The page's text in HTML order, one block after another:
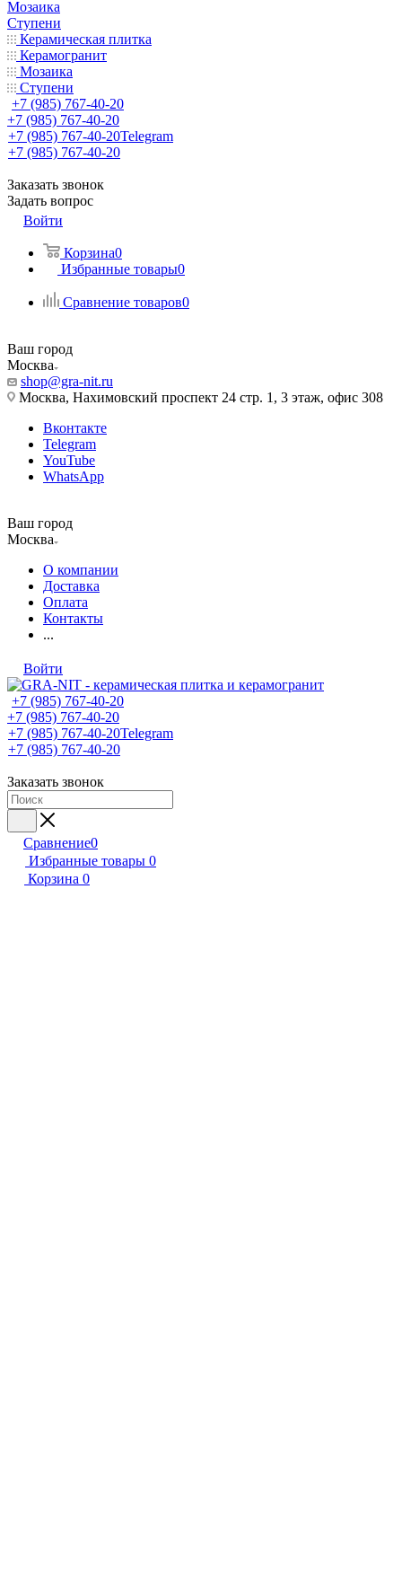
Мозаика
Ступени
Керамическая плитка
Керамогранит
Мозаика
Ступени
+7 (985) 767-40-20
+7 (985) 767-40-20
+7 (985) 767-40-20Telegram
+7 (985) 767-40-20
Заказать звонок
Задать вопрос
Войти
Корзина0
Избранные товары0
Сравнение товаров0
Ваш город
Москва
shop@gra-nit.ru
Москва, Нахимовский проспект 24 стр. 1, 3 этаж, офис 308
Вконтакте
Telegram
YouTube
WhatsApp
Ваш город
Москва
О компании
Доставка
Оплата
Контакты
...
Войти
+7 (985) 767-40-20
+7 (985) 767-40-20
+7 (985) 767-40-20Telegram
+7 (985) 767-40-20
Заказать звонок
Сравнение0
Избранные товары 0
Корзина 0